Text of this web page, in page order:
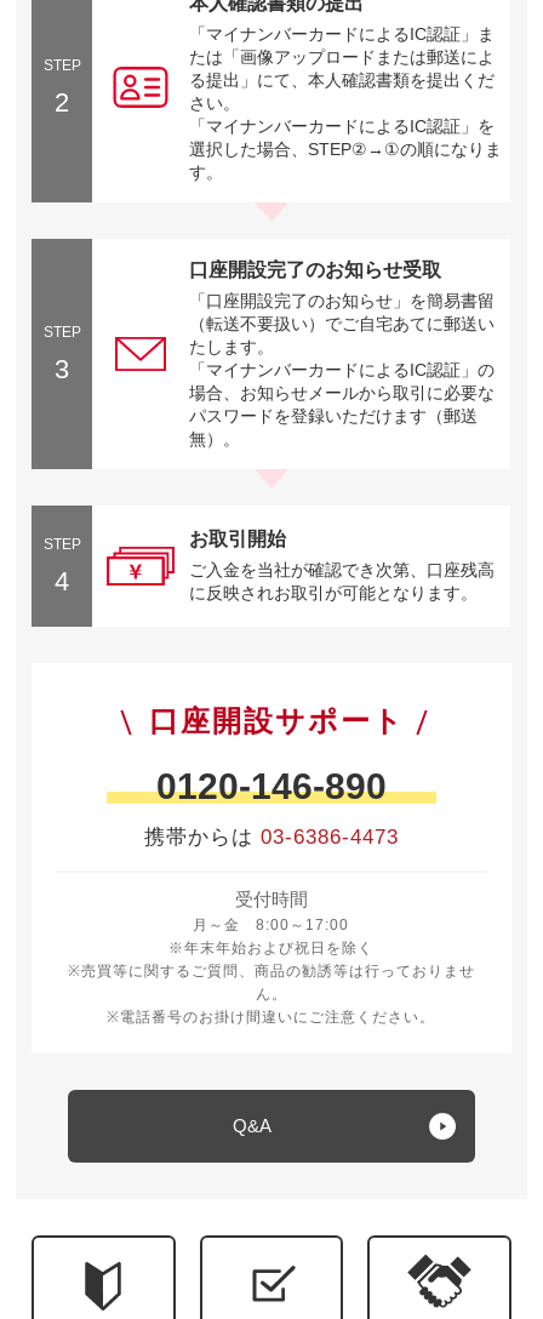
STEP
2
「マイナンバーカードによるIC認証」ま
たは「画像アップロードまたは郵送によ
る提出」にて、本人確認書類を提出くだ
さい。
「マイナンバーカードによるIC認証」を
選択した場合、STEP②→①の順になりま
す。
STEP
3
口座開設完了のお知らせ受取
「口座開設完了のお知らせ」を簡易書留
（転送不要扱い）でご自宅あてに郵送い
たします。
「マイナンバーカードによるIC認証」の
場合、お知らせメールから取引に必要な
パスワードを登録いただけます（郵送
無）。
STEP
4
お取引開始
ご入金を当社が確認でき次第、口座残高
に反映されお取引が可能となります。
口座開設サポート
0120-146-890
携帯からは 03-6386-4473
受付時間
月～金 8:00～17:00
月曜日から金曜日 8時から17時
※年末年始および祝日を除く
※売買等に関するご質問、商品の勧誘等は行っておりませ
ん。
※電話番号のお掛け間違いにご注意ください。
Q&A